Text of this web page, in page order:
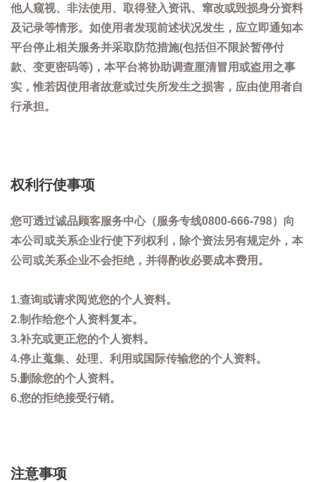
他人窥视、非法使用、取得登入资讯、窜改或毁损身分资料
及记录等情形。如使用者发现前述状况发生，应立即通知本
平台停止相关服务并采取防范措施(包括但不限於暂停付
款、变更密码等)，本平台将协助调查厘清冒用或盗用之事
实，惟若因使用者故意或过失所发生之损害，应由使用者自
行承担。
权利行使事项
您可透过诚品顾客服务中心（服务专线0800-666-798）向
本公司或关系企业行使下列权利，除个资法另有规定外，本
公司或关系企业不会拒绝，并得酌收必要成本费用。
1.查询或请求阅览您的个人资料。
2.制作给您个人资料复本。
3.补充或更正您的个人资料。
4.停止蒐集、处理、利用或国际传输您的个人资料。
5.删除您的个人资料。
6.您的拒绝接受行销。
注意事项